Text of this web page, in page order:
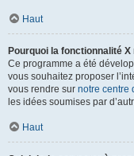
Haut
Pourquoi la fonctionnalité X
Ce programme a été
vous souhaitez proposer
vous rendre sur notre centre
les idées soumises par
Haut